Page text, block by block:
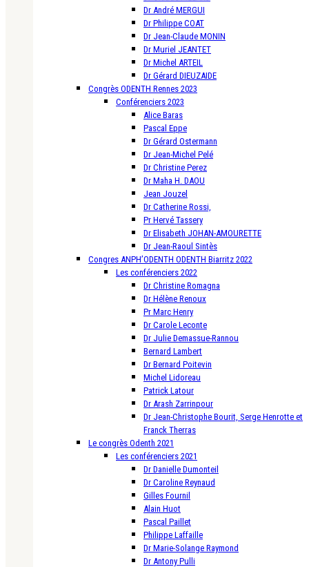
Dr André MERGUI
Dr Philippe COAT
Dr Jean-Claude MONIN
Dr Muriel JEANTET
Dr Michel ARTEIL
Dr Gérard DIEUZAIDE
Congrès ODENTH Rennes 2023
Conférenciers 2023
Alice Baras
Pascal Eppe
Dr Gérard Ostermann
Dr Jean-Michel Pelé
Dr Christine Perez
Dr Maha H. DAOU
Jean Jouzel
Dr Catherine Rossi,
Pr Hervé Tassery
Dr Elisabeth JOHAN-AMOURETTE
Dr Jean-Raoul Sintès
Congres ANPH’ODENTH ODENTH Biarritz 2022
Les conférenciers 2022
Dr Christine Romagna
Dr Hélène Renoux
Pr Marc Henry
Dr Carole Leconte
Dr Julie Demassue-Rannou
Bernard Lambert
Dr Bernard Poitevin
Michel Lidoreau
Patrick Latour
Dr Arash Zarrinpour
Dr Jean-Christophe Bourit, Serge Henrotte et
Franck Therras
Le congrès Odenth 2021
Les conférenciers 2021
Dr Danielle Dumonteil
Dr Caroline Reynaud
Gilles Fournil
Alain Huot
Pascal Paillet
Philippe Laffaille
Dr Marie-Solange Raymond
Dr Antony Pulli